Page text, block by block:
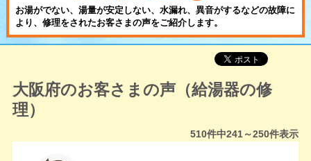
お湯がでない、湯量が安定しない、水漏れ、異音がするなどの故障に
より、修理をされたお客さまの声をご紹介します。
大阪府のお客さまの声（給湯器の修
理）
510件中241～250件表示